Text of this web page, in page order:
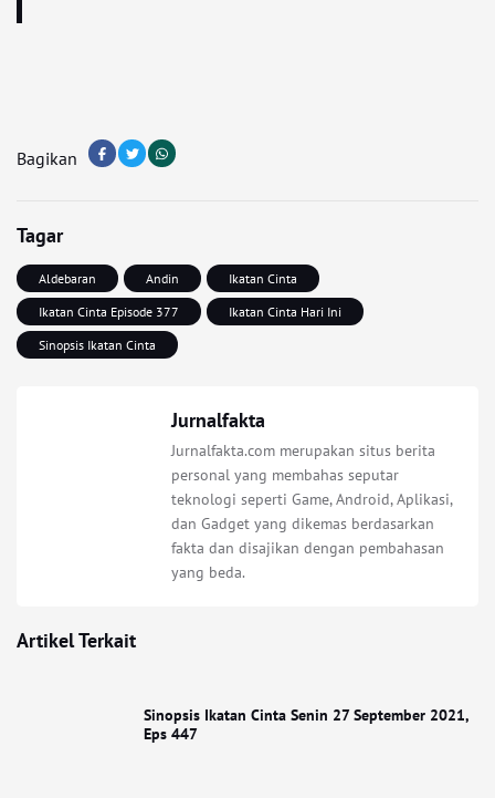
Bagikan
Tagar
Aldebaran Andin
Ikatan Cinta
Ikatan Cinta Episode 377
Ikatan Cinta Hari Ini
Sinopsis Ikatan Cinta
Jurnalfakta
Jurnalfakta.com merupakan situs berita
personal yang membahas seputar
teknologi seperti Game, Android, Aplikasi,
dan Gadget yang dikemas berdasarkan
fakta dan disajikan dengan pembahasan
yang beda.
Artikel Terkait
Sinopsis Ikatan Cinta Senin 27 September 2021,
Eps 447